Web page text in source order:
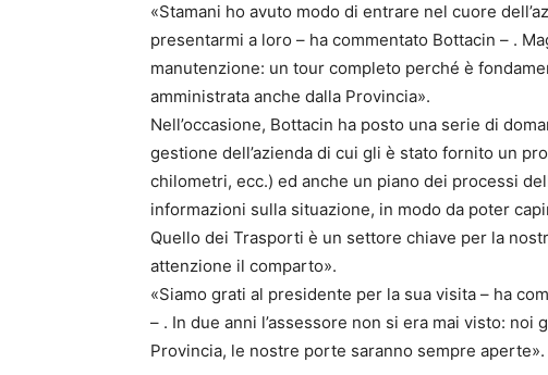
«Stamani ho avuto modo di entrare nel cuore
presentarmi a loro – ha commentato Bottacin – .
manutenzione: un tour completo perché è
amministrata anche dalla Provincia».
Nell’occasione, Bottacin ha posto una serie di
gestione dell’azienda di cui gli è stato fornito un
chilometri, ecc.) ed anche un piano dei processi
informazioni sulla situazione, in modo da poter
Quello dei Trasporti è un settore chiave per la
attenzione il comparto».
«Siamo grati al presidente per la sua visita – ha
– . In due anni l’assessore non si era mai visto: noi
Provincia, le nostre porte saranno sempre aperte».